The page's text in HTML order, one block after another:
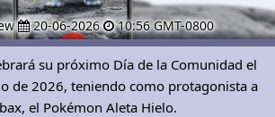
20-06-2026 10:56 GMT-0800
su próximo Día de la Comunidad el
de 2026, teniendo como protagonista a
el Pokémon Aleta Hielo.